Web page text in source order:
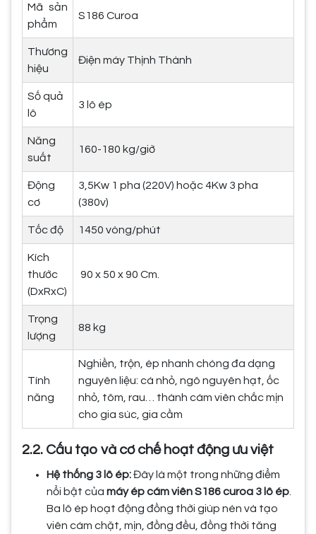
Mã sản
phẩm
S186 Curoa
Thương
hiệu
Điện máy Thịnh Thành
Số quả
lô
3 lô ép
Năng
suất
160-180 kg/giờ
Động
cơ
3,5Kw 1 pha (220V) hoặc 4Kw 3 pha
(380v)
Tốc độ 1450 vòng/phút
Kích
thước
(DxRxC)
90 x 50 x 90 Cm.
Trọng
lượng
88 kg
Tính
năng
Nghiền, trộn, ép nhanh chóng đa dạng
nguyên liệu: cá nhỏ, ngô nguyên hạt, ốc
nhỏ, tôm, rau… thành cám viên chắc mịn
cho gia súc, gia cầm
2.2. Cấu tạo và cơ chế hoạt động ưu việt
Hệ thống 3 lô ép:Đây là một trong những điểm
nổi bật của máy ép cám viên S186 curoa 3 lô ép
Ba lô ép hoạt động đồng thời giúp nén và tạo
viên cám chặt, mịn, đồng đều, đồng thời tăng